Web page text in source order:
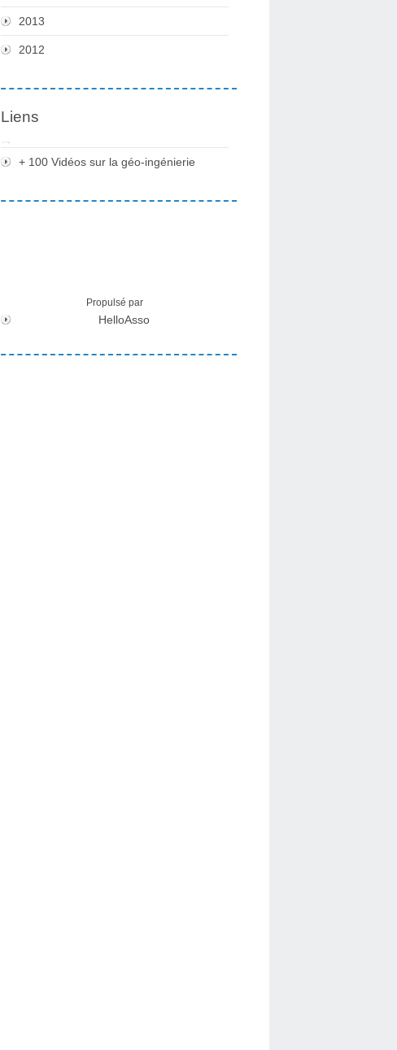
2013
2012
Liens
+ 100 Vidéos sur la géo-ingénierie
Propulsé par
HelloAsso